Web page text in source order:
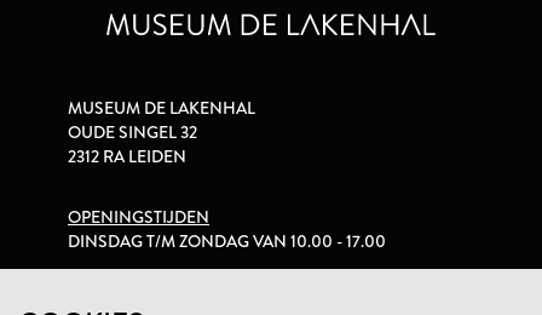
MUSEUM DE LAKENHAL
OUDE SINGEL 32
2312 RA LEIDEN
OPENINGSTIJDEN
DINSDAG T/M ZONDAG VAN 10.00 - 17.00